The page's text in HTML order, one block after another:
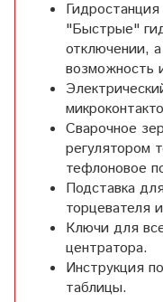
"Быстрые"
отключении,
возможность
Сварочное
регулятором
тефлоновое
Подставка
торцевателя
Ключи для
центратора.
Инструкция
таблицы.